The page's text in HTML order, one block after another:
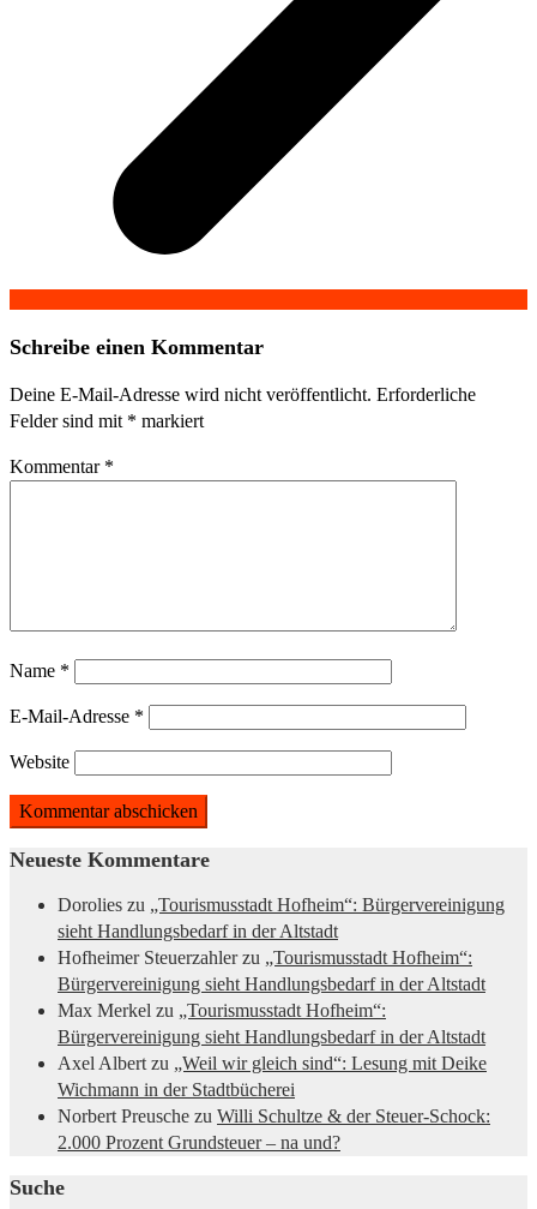
Schreibe einen Kommentar
Deine E-Mail-Adresse wird nicht veröffentlicht. Erforderliche
Felder sind mit * markiert
Kommentar *
Name *
E-Mail-Adresse *
Website
Neueste Kommentare
Dorolies zu „Tourismusstadt Hofheim“: Bürgervereinigung
sieht Handlungsbedarf in der Altstadt
Hofheimer Steuerzahlerzu „Tourismusstadt Hofheim“:
Bürgervereinigung sieht Handlungsbedarf in der Altstadt
Max Merkel zu „Tourismusstadt Hofheim“:
Bürgervereinigung sieht Handlungsbedarf in der Altstadt
Axel Albertzu „Weil wir gleich sind“: Lesung mit Deike
Wichmann in der Stadtbücherei
Norbert Preusche zu Willi Schultze & der Steuer-Schock:
2.000 Prozent Grundsteuer – na und?
Suche